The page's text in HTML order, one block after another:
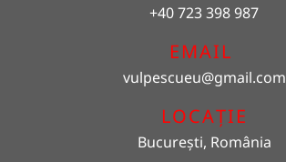
+40 723 398 987
EMAIL
vulpescueu@gmail.com
LOCAȚIE
București, România